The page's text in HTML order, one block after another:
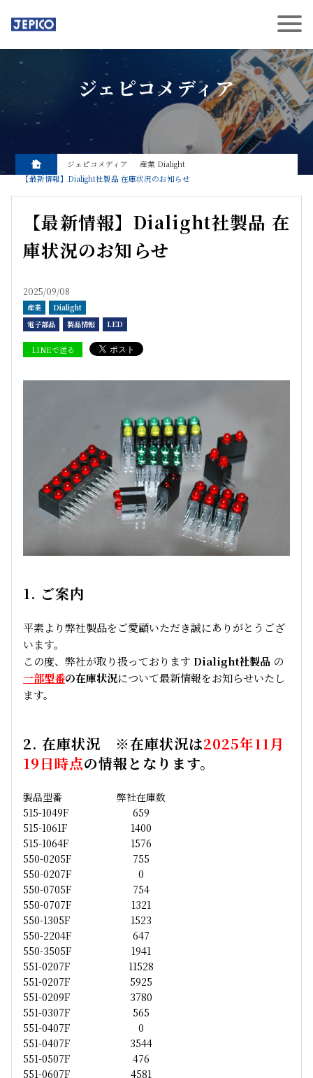
ジェピコメディア
ジェピコメディア 産業 Dialight
【最新情報】Dialight社製品 在庫状況のお知らせ
【最新情報】Dialight社製品 在
庫状況のお知らせ
2025/09/08
産業
Dialight
電子部品
製品情報 LED
LINEで送る
1. ご案内
平素より弊社製品をご愛顧いただき誠にありがとうござ
います。
この度、弊社が取り扱っております Dialight社製品 の
一部型番の在庫状況について最新情報をお知らせいたし
ます。
2. 在庫状況 ※在庫状況は2025年11月
19日時点の情報となります。
製品型番
弊社在庫数
515-1049F
659
515-1061F
1400
515-1064F
1576
550-0205F
755
550-0207F
0
550-0705F
754
550-0707F
1321
550-1305F
1523
550-2204F
647
550-3505F
1941
551-0207F
11528
551-0207F
5925
551-0209F
3780
551-0307F
565
551-0407F
0
551-0407F
3544
551-0507F
476
551-0607F
4581